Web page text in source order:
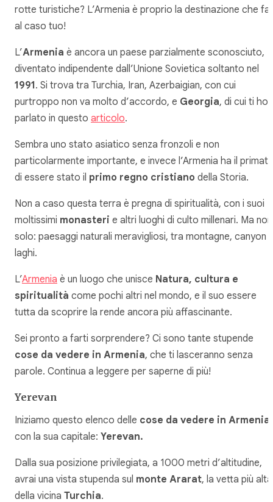
rotte turistiche? L’Armenia è proprio la destinazione che fa
al caso tuo!
L’Armenia è ancora un paese parzialmente sconosciuto,
diventato indipendente dall’Unione Sovietica soltanto nel
1991. Si trova tra Turchia, Iran, Azerbaigian, con cui
purtroppo non va molto d’accordo, e Georgia, di cui ti ho
parlato in questo articolo.
Sembra uno stato asiatico senza fronzoli e non
particolarmente importante, e invece l’Armenia ha il
di essere stato il primo regno cristiano della Storia.
Non a caso questa terra è pregna di spiritualità, con i suoi
moltissimi monasteri e altri luoghi di culto millenari. Ma non
solo: paesaggi naturali meravigliosi, tra montagne, canyon
laghi.
L’Armenia è un luogo che unisce Natura, cultura e
spiritualità come pochi altri nel mondo, e il suo essere
tutta da scoprire la rende ancora più affascinante.
Sei pronto a farti sorprendere? Ci sono tante stupende
cose da vedere in Armenia, che ti lasceranno senza
parole. Continua a leggere per saperne di più!
Yerevan
Iniziamo questo elenco delle cose da vedere in Armenia
con la sua capitale: Yerevan.
Dalla sua posizione privilegiata, a 1000 metri d’altitudine,
avrai una vista stupenda sul monte Ararat, la vetta più alta
della vicina Turchia.